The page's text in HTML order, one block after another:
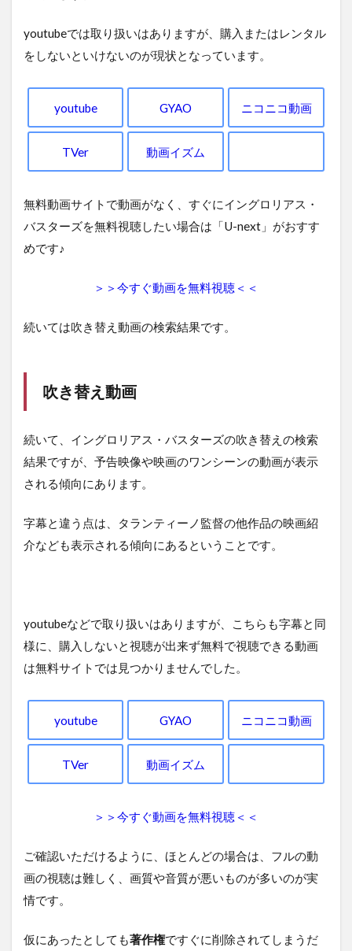
youtubeでは取り扱いはありますが、購入またはレンタル
をしないといけないのが現状となっています。
youtube GYAO ニコニコ動画
TVer 動画イズム
無料動画サイトで動画がなく、すぐにイングロリアス・
バスターズを無料視聴したい場合は「U-next」がおすす
めです♪
＞＞今すぐ動画を無料視聴＜＜
続いては吹き替え動画の検索結果です。
吹き替え動画
続いて、イングロリアス・バスターズの吹き替えの検索
結果ですが、予告映像や映画のワンシーンの動画が表示
される傾向にあります。
字幕と違う点は、タランティーノ監督の他作品の映画紹
介なども表示される傾向にあるということです。
youtubeなどで取り扱いはありますが、こちらも字幕と同
様に、購入しないと視聴が出来ず無料で視聴できる動画
は無料サイトでは見つかりませんでした。
youtube GYAO ニコニコ動画
TVer 動画イズム
＞＞今すぐ動画を無料視聴＜＜
ご確認いただけるように、ほとんどの場合は、フルの動
画の視聴は難しく、画質や音質が悪いものが多いのが実
情です。
仮にあったとしても著作権ですぐに削除されてしまうだ